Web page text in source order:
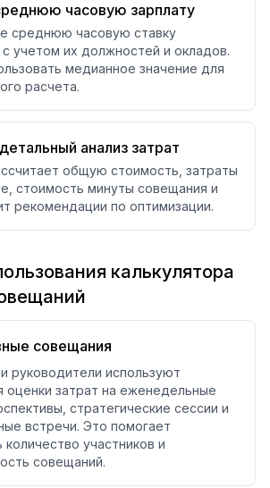
часовую зарплату
среднюю часовую ставку
с учетом их должностей и окладов.
медианное значение для
расчета.
анализ затрат
общую стоимость, затраты
стоимость минуты совещания и
рекомендации по оптимизации.
калькулятора
совещания
руководители используют
оценки затрат на еженедельные
стратегические сессии и
встречи. Это помогает
участников и
совещаний.